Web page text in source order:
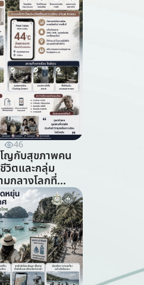
46
ญกับสุขภาพคน
วิตและกลุ่ม
มกลางโลกที่
สาธารณสุข)